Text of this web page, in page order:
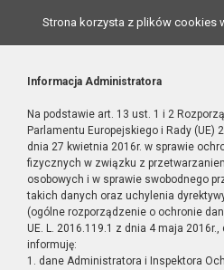
Strona korzysta z plików cookies
Informacja Administratora
Na podstawie art. 13 ust. 1 i 2
Parlamentu Europejskiego i Rady (UE)
dnia 27 kwietnia 2016r. w sprawie
fizycznych w związku z
osobowych i w sprawie swobodnego
takich danych oraz uchylenia
(ogólne rozporządzenie o ochronie
UE. L. 2016.119.1 z dnia 4 maja 2016r.,
informuję:
1. dane Administratora i Inspektora